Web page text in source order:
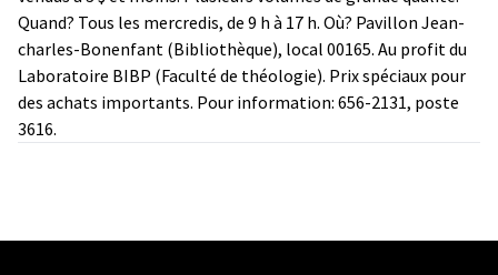
Quand? Tous les mercredis, de 9 h à 17 h. Où? Pavillon Jean-
charles-Bonenfant (Bibliothèque), local 00165. Au profit du
Laboratoire BIBP (Faculté de théologie). Prix spéciaux pour
des achats importants. Pour information: 656-2131, poste
3616.